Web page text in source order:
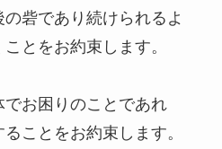
砦であり続けられるよ
とをお約束します。
お困りのことであれ
ことをお約束します。